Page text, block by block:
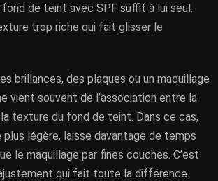
fond de teint avec SPF suffit à lui seul.
trop riche qui fait glisser le
brillances, des plaques ou un maquillage
vient souvent de l’association entre la
texture du fond de teint. Dans ce cas,
légère, laisse davantage de temps
le maquillage par fines couches. C’est
qui fait toute la différence.